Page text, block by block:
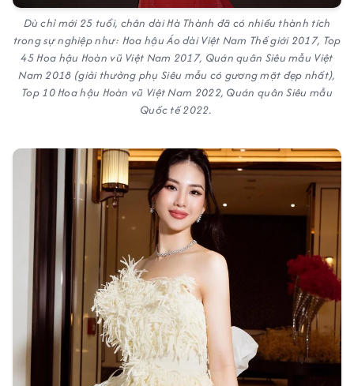
Dù chỉ mới 25 tuổi, chân dài Hà Thành đã có nhiều thành tích
trong sự nghiệp như: Hoa hậu Áo dài Việt Nam Thế giới 2017, Top
45 Hoa hậu Hoàn vũ Việt Nam 2017, Quán quân Siêu mẫu Việt
Nam 2018 (giải thưởng phụSiêu mẫu có gương mặt đẹp nhất),
Top 10 Hoa hậu Hoàn vũ Việt Nam 2022, Quán quân Siêu mẫu
Quốc tế 2022.